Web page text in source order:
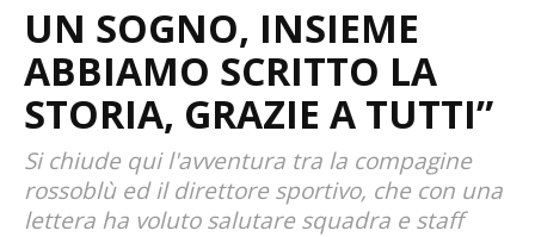
UN SOGNO, INSIEME
ABBIAMO SCRITTO LA
STORIA, GRAZIE A TUTTI”
Si chiude qui l'avventura tra la compagine
rossoblù ed il direttore sportivo, che con una
lettera ha voluto salutare squadra e staff